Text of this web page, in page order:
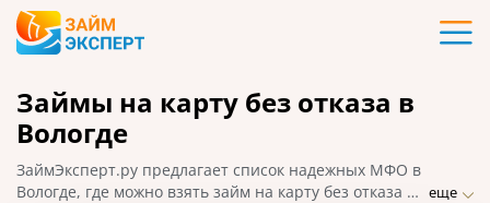
Карты
Кредиты
Ипотека
Займы на карту без отказа в
Вологде
ЗаймЭксперт.ру предлагает список надежных МФО в
Вологде, где можно взять займ на карту без отказа по еще